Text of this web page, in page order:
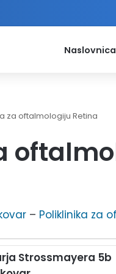
Naslovnica
za oftalmologiju Retina
– Poliklinika za
Strossmayera 5b